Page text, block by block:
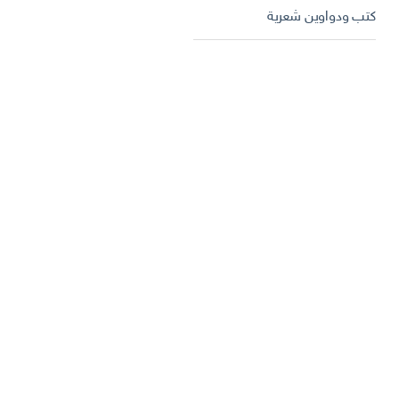
كتب ودواوين شعرية